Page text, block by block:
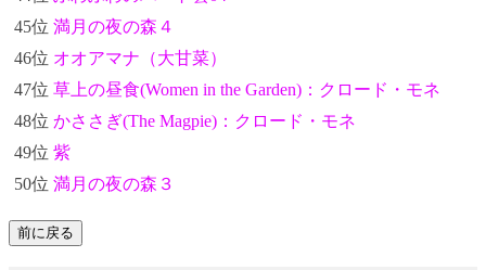
45位 満月の夜の森４
46位 オオアマナ（大甘菜）
47位 草上の昼食(Women in the Garden)：クロード・モネ
48位 かささぎ(The Magpie)：クロード・モネ
49位 紫
50位 満月の夜の森３